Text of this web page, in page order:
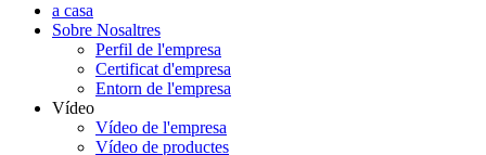
a casa
Sobre Nosaltres
Perfil de l'empresa
Certificat d'empresa
Entorn de l'empresa
Vídeo
Vídeo de l'empresa
Vídeo de productes